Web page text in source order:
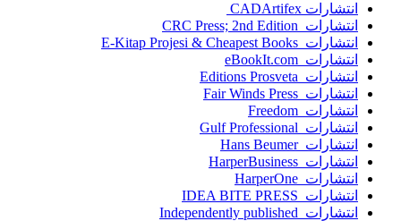
انتشارات ‎ CADArtifex
انتشارات CRC Press; 2nd Edition
انتشارات E-Kitap Projesi & Cheapest Books
انتشارات eBookIt.com
انتشارات Editions Prosveta
انتشارات Fair Winds Press
انتشارات Freedom
انتشارات Gulf Professional
انتشارات Hans Beumer
انتشارات HarperBusiness
انتشارات HarperOne
انتشارات IDEA BITE PRESS
انتشارات Independently published